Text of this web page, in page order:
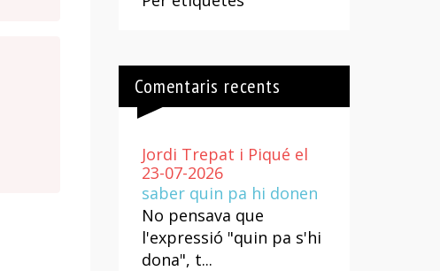
Comentaris recents
Jordi Trepat i Piqué el
23-07-2026
saber quin pa hi donen
No pensava que
l'expressió "quin pa s'hi
dona", t...